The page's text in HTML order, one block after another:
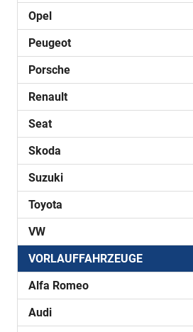
Opel
Peugeot
Porsche
Renault
Seat
Skoda
Suzuki
Toyota
VW
VORLAUFFAHRZEUGE
Alfa Romeo
Audi